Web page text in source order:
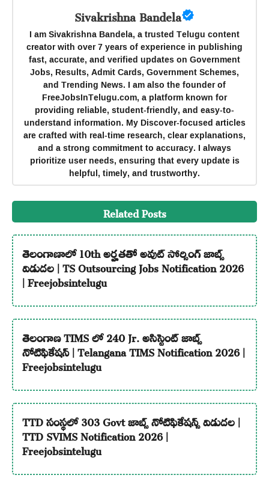
Sivakrishna Bandela
I am Sivakrishna Bandela, a trusted Telugu content
creator with over 7 years of experience in publishing
fast, accurate, and verified updates on Government
Jobs, Results, Admit Cards, Government Schemes,
and Trending News. I am also the founder of
FreeJobsInTelugu.com, a platform known for
providing reliable, student-friendly, and easy-to-
understand information. My Discover-focused articles
are crafted with real-time research, clear explanations,
and a strong commitment to accuracy. I always
prioritize user needs, ensuring that every update is
helpful, timely, and trustworthy.
Related Posts
తెలంగాణాలో 10th అర్హతతో అవుట్ సోర్సింగ్ జాబ్స్
విడుదల | TS Outsourcing Jobs Notification 2026
| Freejobsintelugu
తెలంగాణ TIMS లో 240 Jr. అసిస్టెంట్ జాబ్స్
నోటిఫికేషన్ | Telangana TIMS Notification 2026 |
Freejobsintelugu
TTD సంస్థలో 303 Govt జాబ్స్ నోటిఫికేషన్స్ విడుదల |
TTD SVIMS Notification 2026 |
Freejobsintelugu